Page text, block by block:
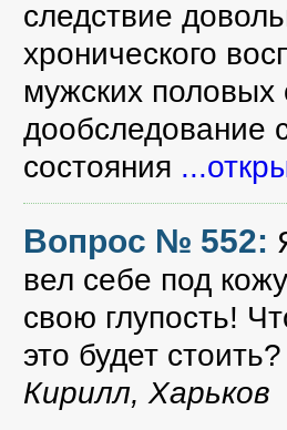
следствие
хронического
мужских
дообследование
состояния
Вопрос № 552:
вел себе под
свою глупость!
это будет стоить?
Кирилл, Харьков